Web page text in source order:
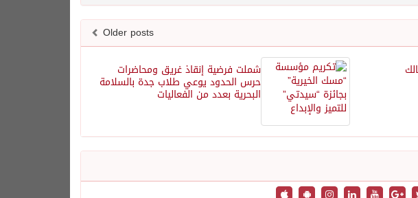
Older posts
شملت فرضية إنقاذ غريق ومحاضرات
حرس الحدود يوعي طلاب جدة بالسلامة
البحرية بعدد من الفعاليات